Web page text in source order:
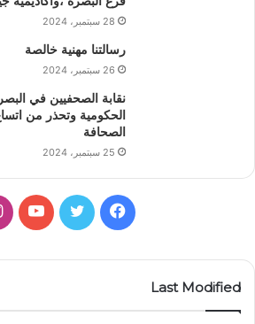
28 سبتمبر، 2024
رسالتنا مهنية خالصة
26 سبتمبر، 2024
نقابة الصحفيين في
الحكومية وتحذر من
الصحافة
25 سبتمبر، 2024
فيسبوكتويتر
Last Modified